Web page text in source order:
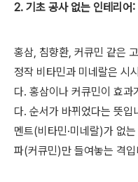
2. 기초 공사 없는 인테리
홍삼, 침향환, 커큐민 같은
정작 비타민과 미네랄은 시
다. 홍삼이나 커큐민이 효과
다. 순서가 바뀌었다는 뜻입
멘트(비타민·미네랄)가 없
파(커큐민)만 들여놓는 격입